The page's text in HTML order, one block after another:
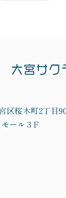
区桜木町2丁目
ール３F